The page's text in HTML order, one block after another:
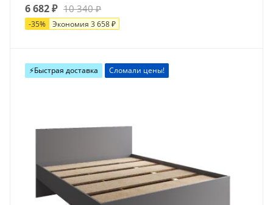
6 682₽ 10 340₽
-35% Экономия 3 658₽
⚡️Быстрая доставка Сломали цены!